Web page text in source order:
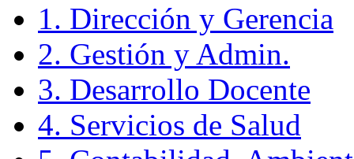
1. Dirección y Gerencia
2. Gestión y Admin.
3. Desarrollo Docente
4. Servicios de Salud